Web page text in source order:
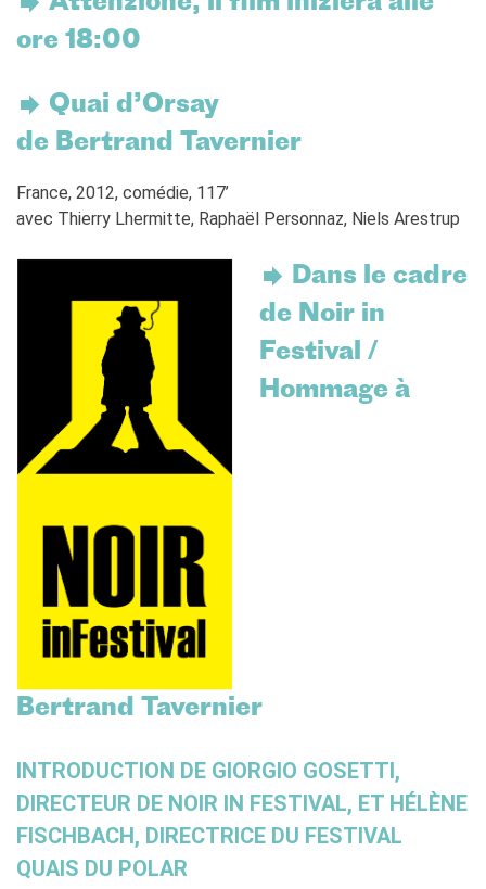
Coopération universitaire
Séjours linguistiques en
Étudier en France
PARTENARIATS
Louer nos espaces
Le cercle des amis
QUI SOMMES-NOUS ?
L'Institut français Italia
Où sommes nous ?
Notre équipe
Notre charte qualité
La Carte Institut français
Milano
Offres d'emplois/stages
Autres institutions
françaises
ore 18:00
Quai d’Orsay
de Bertrand Tavernier
France, 2012, comédie, 117’
avec Thierry Lhermitte, Raphaël Personnaz, Niels Arestrup
Dans le cadre
de Noir in
Festival /
Hommage à
Bertrand Tavernier
INTRODUCTION DE GIORGIO GOSETTI,
DIRECTEUR DE NOIR IN FESTIVAL, ET HÉLÈNE
FISCHBACH, DIRECTRICE DU FESTIVAL
QUAIS DU POLAR